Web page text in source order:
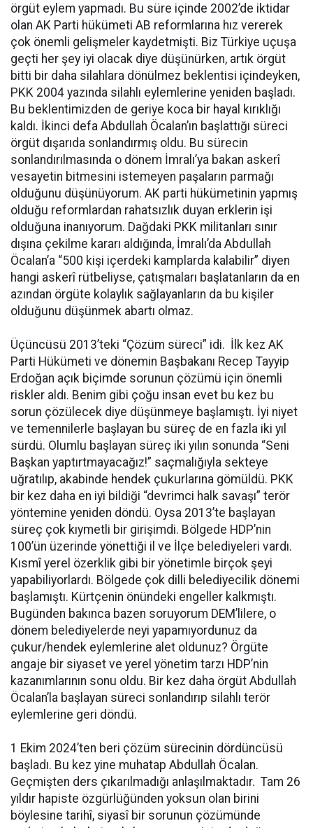
örgüt eylem yapmadı. Bu süre içinde 2002’de iktidar
olan AK Parti hükümeti AB reformlarına hız vererek
çok önemli gelişmeler kaydetmişti. Biz Türkiye uçuşa
geçti her şey iyi olacak diye düşünürken, artık örgüt
bitti bir daha silahlara dönülmez beklentisi içindeyken,
PKK 2004 yazında silahlı eylemlerine yeniden başladı.
Bu beklentimizden de geriye koca bir hayal kırıklığı
kaldı. İkinci defa Abdullah Öcalan’ın başlattığı süreci
örgüt dışarıda sonlandırmış oldu. Bu sürecin
sonlandırılmasında o dönem İmralı’ya bakan askerî
vesayetin bitmesini istemeyen paşaların parmağı
olduğunu düşünüyorum. AK parti hükümetinin yapmış
olduğu reformlardan rahatsızlık duyan erklerin işi
olduğuna inanıyorum. Dağdaki PKK militanları sınır
dışına çekilme kararı aldığında, İmralı’da Abdullah
Öcalan’a “500 kişi içerdeki kamplarda kalabilir” diyen
hangi askerî rütbeliyse, çatışmaları başlatanların da en
azından örgüte kolaylık sağlayanların da bu kişiler
olduğunu düşünmek abartı olmaz.
Üçüncüsü 2013’teki “Çözüm süreci” idi. İlk kez AK
Parti Hükümeti ve dönemin Başbakanı Recep Tayyip
Erdoğan açık biçimde sorunun çözümü için önemli
riskler aldı. Benim gibi çoğu insan evet bu kez bu
sorun çözülecek diye düşünmeye başlamıştı. İyi niyet
ve temennilerle başlayan bu süreç de en fazla iki yıl
sürdü. Olumlu başlayan süreç iki yılın sonunda “Seni
Başkan yaptırtmayacağız!” saçmalığıyla sekteye
uğratılıp, akabinde hendek çukurlarına gömüldü. PKK
bir kez daha en iyi bildiği “devrimci halk savaşı” terör
yöntemine yeniden döndü. Oysa 2013’te başlayan
süreç çok kıymetli bir girişimdi. Bölgede HDP’nin
100’ün üzerinde yönettiği il ve İlçe belediyeleri vardı.
Kısmî yerel özerklik gibi bir yönetimle birçok şeyi
yapabiliyorlardı. Bölgede çok dilli belediyecilik dönemi
başlamıştı. Kürtçenin önündeki engeller kalkmıştı.
Bugünden bakınca bazen soruyorum DEM’lilere, o
dönem belediyelerde neyi yapamıyordunuz da
çukur/hendek eylemlerine alet oldunuz? Örgüte
angaje bir siyaset ve yerel yönetim tarzı HDP’nin
kazanımlarının sonu oldu. Bir kez daha örgüt Abdullah
Öcalan’la başlayan süreci sonlandırıp silahlı terör
eylemlerine geri döndü.
1 Ekim 2024’ten beri çözüm sürecinin dördüncüsü
başladı. Bu kez yine muhatap Abdullah Öcalan.
Geçmişten ders çıkarılmadığı anlaşılmaktadır. Tam 26
yıldır hapiste özgürlüğünden yoksun olan birini
böylesine tarihî, siyasî bir sorunun çözümünde